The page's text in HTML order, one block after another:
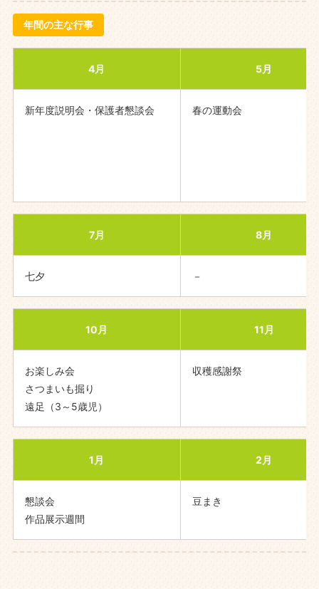
年間の主な行事
4月 5月
新年度説明会・保護者懇談会 春の運動会
7月 8月
七夕 －
10月 11月
お楽しみ会
さつまいも掘り
遠足（3～5歳児）
収穫感謝祭
1月 2月
懇談会
作品展示週間
豆まき